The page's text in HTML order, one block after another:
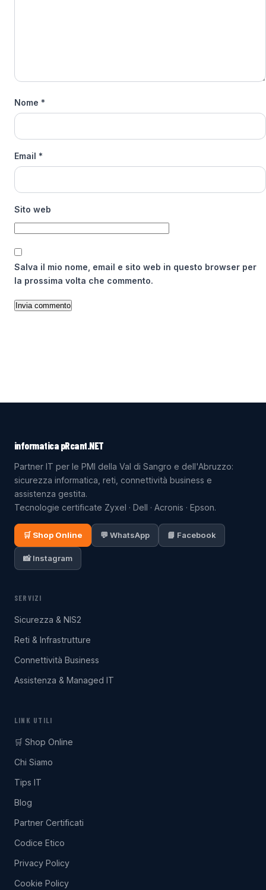
Nome *
Email *
Sito web
Salva il mio nome, email e sito web in questo browser per
la prossima volta che commento.
informatica pRcant.NET
Partner IT per le PMI della Val di Sangro e dell'Abruzzo:
sicurezza informatica, reti, connettività business e
assistenza gestita.
Tecnologie certificate Zyxel · Dell · Acronis · Epson.
🛒 Shop Online 💬 WhatsApp 📘 Facebook
📸 Instagram
SERVIZI
Sicurezza & NIS2
Reti & Infrastrutture
Connettività Business
Assistenza & Managed IT
LINK UTILI
🛒 Shop Online
Chi Siamo
Tips IT
Blog
Partner Certificati
Codice Etico
Privacy Policy
Cookie Policy